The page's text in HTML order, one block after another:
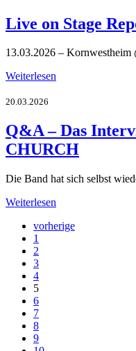
Live on Stage
13.03.2026 – Kornwestheim
Weiterlesen
20.03.2026
Q&A – Das
CHURCH
Die Band hat sich selbst
Weiterlesen
vorherige
1
2
3
4
5
6
7
8
9